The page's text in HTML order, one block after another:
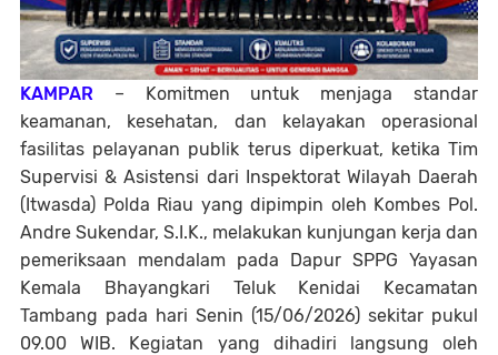
KAMPAR – Komitmen untuk menjaga standar
keamanan, kesehatan, dan kelayakan operasional
fasilitas pelayanan publik terus diperkuat, ketika Tim
Supervisi & Asistensi dari Inspektorat Wilayah Daerah
(Itwasda) Polda Riau yang dipimpin oleh Kombes Pol.
Andre Sukendar, S.I.K., melakukan kunjungan kerja dan
pemeriksaan mendalam pada Dapur SPPG Yayasan
Kemala Bhayangkari Teluk Kenidai Kecamatan
Tambang pada hari Senin (15/06/2026) sekitar pukul
09.00 WIB. Kegiatan yang dihadiri langsung oleh